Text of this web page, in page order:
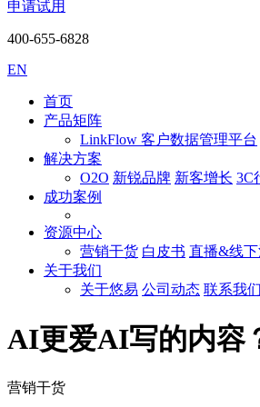
申请试用
400-655-6828
EN
首页
产品矩阵
LinkFlow 客户数据管理平台
解决方案
O2O 新锐品牌 新客增长 3C
成功案例
资源中心
营销干货 白皮书 直播&线
关于我们
关于悠易 公司动态 联系我们
AI更爱AI写的内容
营销干货